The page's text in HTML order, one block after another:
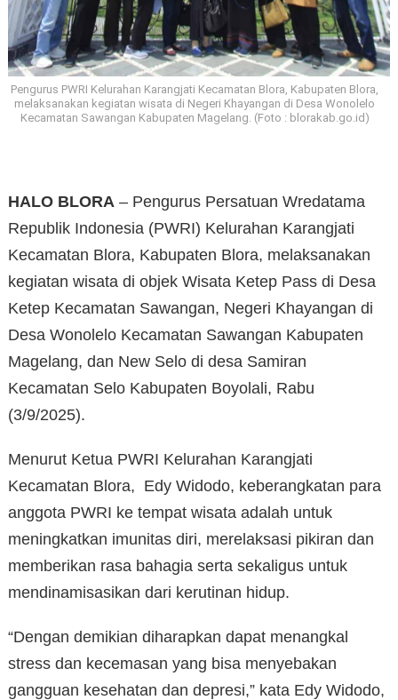
Pengurus PWRI Kelurahan Karangjati Kecamatan Blora, Kabupaten Blora,
melaksanakan kegiatan wisata di Negeri Khayangan di Desa Wonolelo
Kecamatan Sawangan Kabupaten Magelang. (Foto : blorakab.go.id)
HALO BLORA – Pengurus Persatuan Wredatama
Republik Indonesia (PWRI) Kelurahan Karangjati
Kecamatan Blora, Kabupaten Blora, melaksanakan
kegiatan wisata di objek Wisata Ketep Pass di Desa
Ketep Kecamatan Sawangan, Negeri Khayangan di
Desa Wonolelo Kecamatan Sawangan Kabupaten
Magelang, dan New Selo di desa Samiran
Kecamatan Selo Kabupaten Boyolali, Rabu
(3/9/2025).
Menurut Ketua PWRI Kelurahan Karangjati
Kecamatan Blora, Edy Widodo, keberangkatan para
anggota PWRI ke tempat wisata adalah untuk
meningkatkan imunitas diri, merelaksasi pikiran dan
memberikan rasa bahagia serta sekaligus untuk
mendinamisasikan dari kerutinan hidup.
“Dengan demikian diharapkan dapat menangkal
stress dan kecemasan yang bisa menyebakan
gangguan kesehatan dan depresi,” kata Edy Widodo,